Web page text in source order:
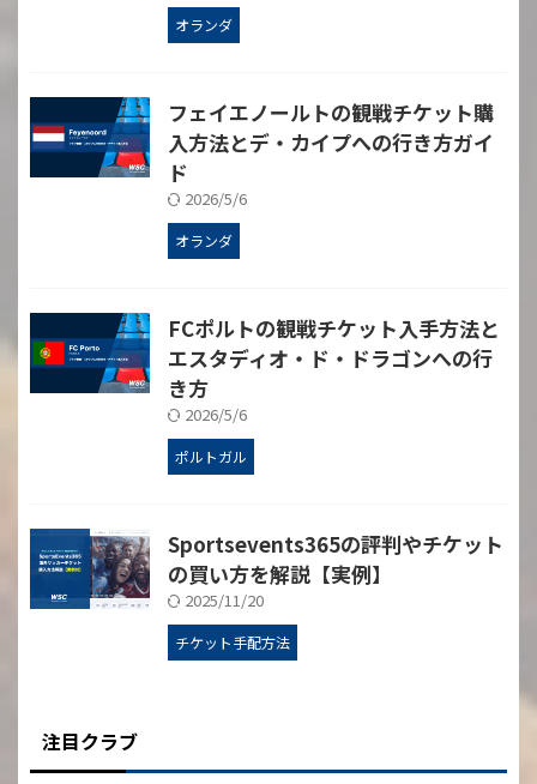
オランダ
フェイエノールトの観戦チケット購
入方法とデ・カイプへの行き方ガイ
ド
2026/5/6
オランダ
FCポルトの観戦チケット入手方法と
エスタディオ・ド・ドラゴンへの行
き方
2026/5/6
ポルトガル
Sportsevents365の評判やチケット
の買い方を解説【実例】
2025/11/20
チケット手配方法
注目クラブ